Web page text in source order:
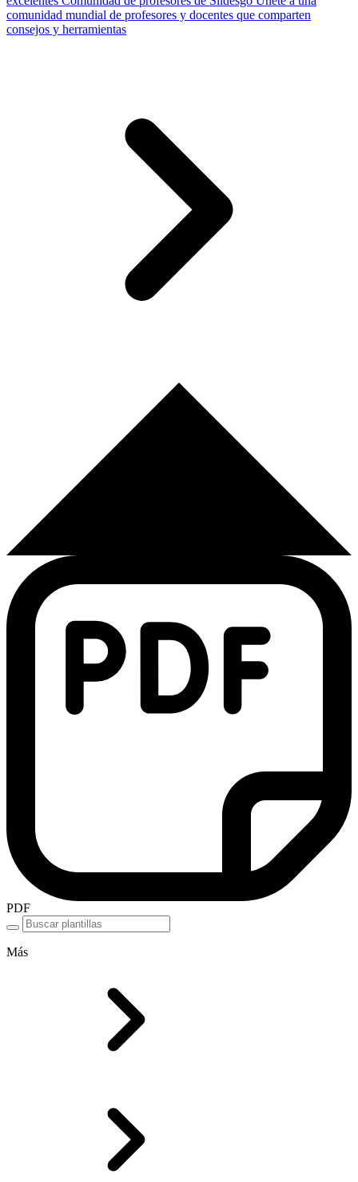
comunidad mundial de profesores y docentes que comparten
consejos y herramientas
PDF
Más